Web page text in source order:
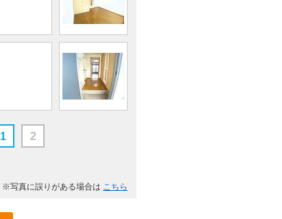
1 2
※写真に誤りがある場合は こちら